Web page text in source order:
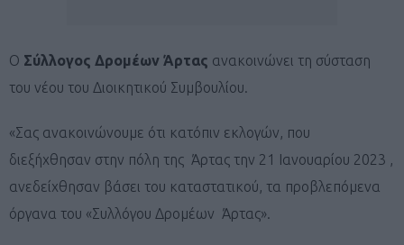
Ο Σύλλογος Δρομέων Άρτας ανακοινώνει τη σύσταση
του νέου του Διοικητικού Συμβουλίου.
«Σας ανακοινώνουμε ότι κατόπιν εκλογών, που
διεξήχθησαν στην πόλη της Άρτας την 21 Ιανουαρίου 2023 ,
ανεδείχθησαν βάσει του καταστατικού, τα προβλεπόμενα
όργανα του «Συλλόγου Δρομέων Άρτας».